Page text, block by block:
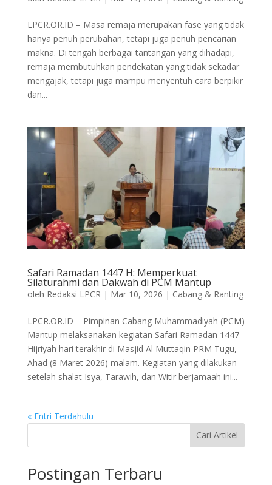
LPCR.OR.ID – Masa remaja merupakan fase yang tidak
hanya penuh perubahan, tetapi juga penuh pencarian
makna. Di tengah berbagai tantangan yang dihadapi,
remaja membutuhkan pendekatan yang tidak sekadar
mengajak, tetapi juga mampu menyentuh cara berpikir
dan...
Safari Ramadan 1447 H: Memperkuat
Silaturahmi dan Dakwah di PCM Mantup
oleh Redaksi LPCR | Mar 10, 2026 | Cabang & Ranting
LPCR.OR.ID – Pimpinan Cabang Muhammadiyah (PCM)
Mantup melaksanakan kegiatan Safari Ramadan 1447
Hijriyah hari terakhir di Masjid Al Muttaqin PRM Tugu,
Ahad (8 Maret 2026) malam. Kegiatan yang dilakukan
setelah shalat Isya, Tarawih, dan Witir berjamaah ini...
« Entri Terdahulu
Cari Artikel
Postingan Terbaru